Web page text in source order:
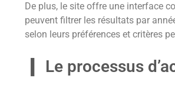
De plus, le site offre une interface
peuvent filtrer les résultats par
selon leurs préférences et critères
Le processus